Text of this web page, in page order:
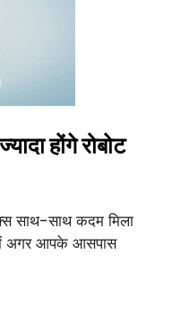
होंगे रोबोट
साथ-साथ कदम मिला
में अगर आपके आसपास